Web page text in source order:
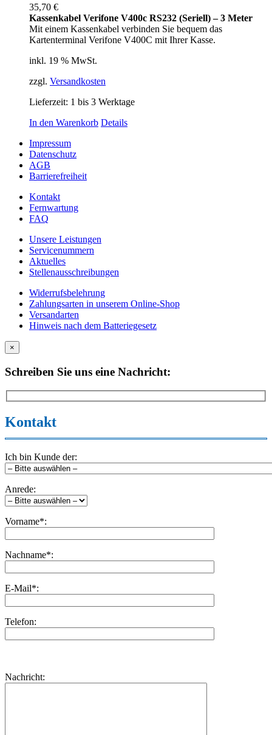
35,70 €
Kassenkabel Verifone V400c RS232 (Seriell) – 3 Meter
Mit einem Kassenkabel verbinden Sie bequem das
Kartenterminal Verifone V400C mit Ihrer Kasse.
inkl. 19 % MwSt.
zzgl. Versandkosten
Lieferzeit: 1 bis 3 Werktage
In den Warenkorb Details
Impressum
Datenschutz
AGB
Barrierefreiheit
Kontakt
Fernwartung
FAQ
Unsere Leistungen
Servicenummern
Aktuelles
Stellenausschreibungen
Widerrufsbelehrung
Zahlungsarten in unserem Online-Shop
Versandarten
Hinweis nach dem Batteriegesetz
×
Schreiben Sie uns eine Nachricht:
Kontakt
Ich bin Kunde der:
Anrede:
Vorname*:
Nachname*:
E-Mail*:
Telefon:
dieses
lasse
Nachricht: